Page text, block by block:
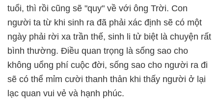
tuổi, thì rồi cũng sẽ "quy" về với ông Trời. Con
người ta từ khi sinh ra đã phải xác định sẽ có một
ngày phải rời xa trần thế, sinh li tử biệt là chuyện rất
bình thường. Điều quan trọng là sống sao cho
không uổng phí cuộc đời, sống sao cho người ra đi
sẽ có thể mỉm cười thanh thản khi thấy người ở lại
lạc quan vui vẻ và hạnh phúc.